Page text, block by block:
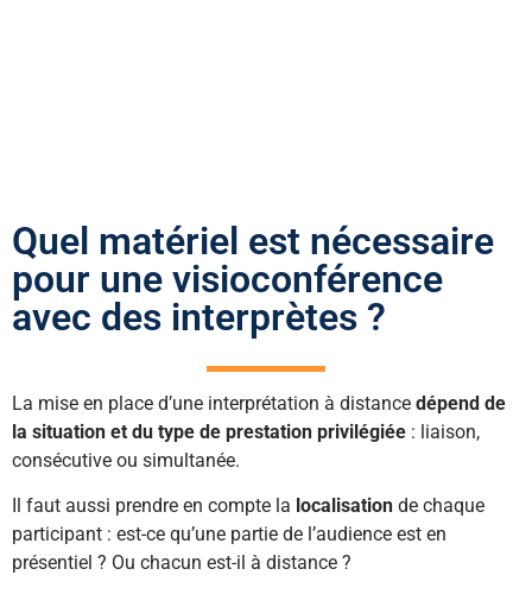
Quel matériel est nécessaire
pour une visioconférence
avec des interprètes ?
La mise en place d’une interprétation à distance dépend de
la situation et du type de prestation privilégiée : liaison,
consécutive ou simultanée.
Il faut aussi prendre en compte la localisation de chaque
participant : est-ce qu’une partie de l’audience est en
présentiel ? Ou chacun est-il à distance ?